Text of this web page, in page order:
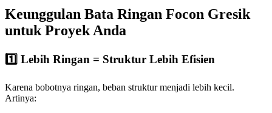
Keunggulan Bata Ringan Focon Gresik
untuk Proyek Anda
1️⃣ Lebih Ringan = Struktur Lebih Efisien
Karena bobotnya ringan, beban struktur menjadi lebih kecil.
Artinya: